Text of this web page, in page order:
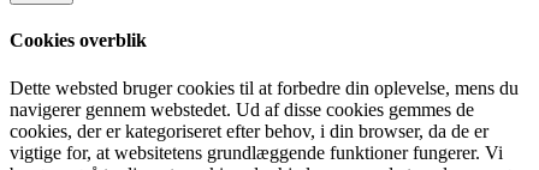
Cookies overblik
Dette websted bruger cookies til at forbedre din oplevelse, mens du
navigerer gennem webstedet. Ud af disse cookies gemmes de
cookies, der er kategoriseret efter behov, i din browser, da de er
vigtige for, at websitetens grundlæggende funktioner fungerer. Vi